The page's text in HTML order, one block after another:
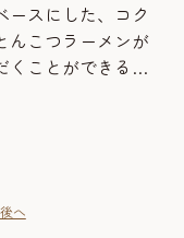
ースにした、コク
んこつラーメンが
くことができる即
ッと辛いとんこ
へ